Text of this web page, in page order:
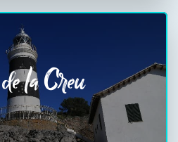
la Creu